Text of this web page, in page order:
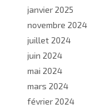
janvier 2025
novembre 2024
juillet 2024
juin 2024
mai 2024
mars 2024
février 2024